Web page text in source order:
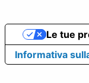
Informativa
Le tue